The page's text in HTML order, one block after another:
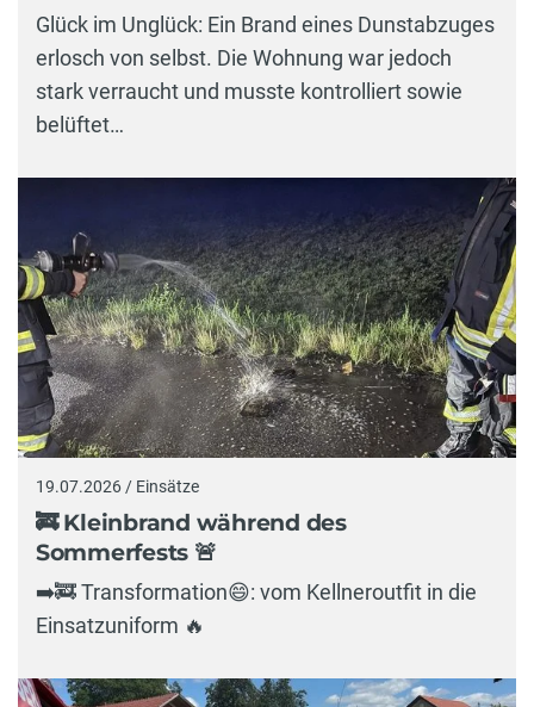
Glück im Unglück: Ein Brand eines Dunstabzuges
erlosch von selbst. Die Wohnung war jedoch
stark verraucht und musste kontrolliert sowie
belüftet…
19.07.2026 / Einsätze
🚒 Kleinbrand während des
Sommerfests 🚨
➡️🚒 Transformation😄: vom Kellneroutfit in die
Einsatzuniform 🔥